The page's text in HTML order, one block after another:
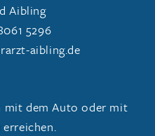
Aibling
5296
aibling.de
mit dem Auto oder mit
erreichen.